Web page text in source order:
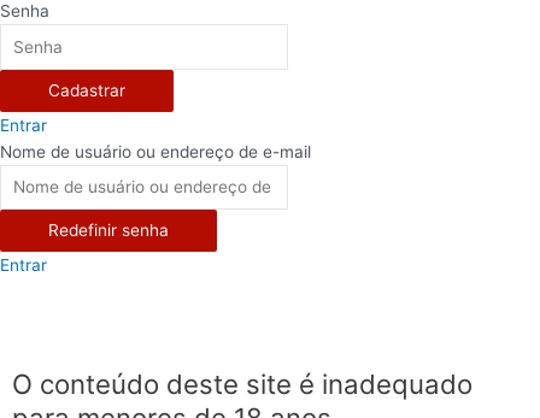
Senha
Cadastrar
Entrar
Nome de usuário ou endereço de e-mail
Redefinir senha
Entrar
O conteúdo deste site é inadequado